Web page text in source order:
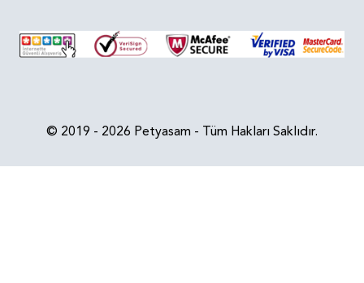
© 2019 - 2026 Petyasam - Tüm Hakları Saklıdır.